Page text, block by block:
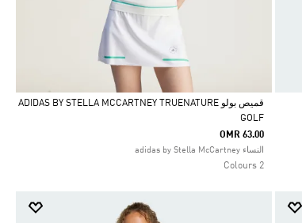
Selected
قميص بولو ADIDAS BY STELLA MCCARTNEY TRUENATURE
GOLF
OMR 63.00
النساء adidas by Stella McCartney
2 Colours